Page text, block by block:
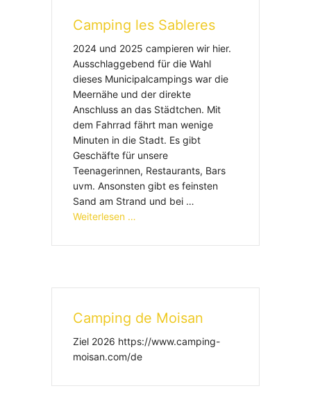
Camping les Sableres
2024 und 2025 campieren wir hier.
Ausschlaggebend für die Wahl
dieses Municipalcampings war die
Meernähe und der direkte
Anschluss an das Städtchen. Mit
dem Fahrrad fährt man wenige
Minuten in die Stadt. Es gibt
Geschäfte für unsere
Teenagerinnen, Restaurants, Bars
uvm. Ansonsten gibt es feinsten
Sand am Strand und bei …
Weiterlesen …
Camping de Moisan
Ziel 2026 https://www.camping-
moisan.com/de